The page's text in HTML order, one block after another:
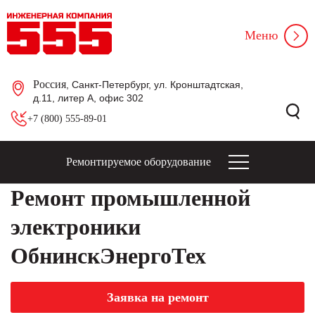
Россия , Санкт-Петербург, ул. Кронштадтская,
д.11, литер А, офис 302
+7 (800) 555-89-01
Меню
Ремонтируемое оборудование
Ремонт промышленной
электроники
ОбнинскЭнергоТех
Заявка на ремонт